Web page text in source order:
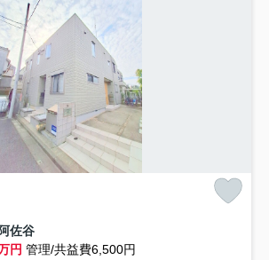
佐谷
円 管理/共益費6,500円